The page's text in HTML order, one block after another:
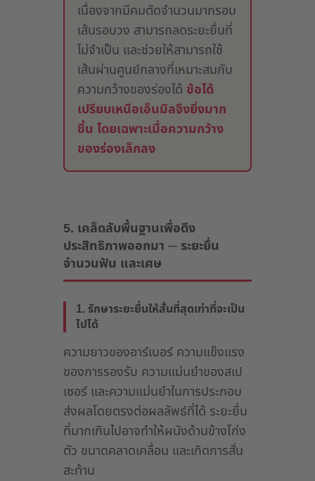
เนื่องจากมีคมตัดจำนวนมากรอบ
เส้นรอบวง สามารถลดระยะยื่นที่
ไม่จำเป็น และช่วยให้สามารถใช้
เส้นผ่านศูนย์กลางที่เหมาะสมกับ
ความกว้างของร่องได้ ข้อได้
เปรียบเหนือเอ็นมิลจึงยิ่งมาก
ขึ้น โดยเฉพาะเมื่อความกว้าง
ของร่องเล็กลง
5. เคล็ดลับพื้นฐานเพื่อดึง
ประสิทธิภาพออกมา ─ ระยะยื่น
จำนวนฟัน และเศษ
1. รักษาระยะยื่นให้สั้นที่สุดเท่าที่จะเป็น
ไปได้
ความยาวของอาร์เบอร์ ความแข็งแรง
ของการรองรับ ความแม่นยำของสเป
เซอร์ และความแม่นยำในการประกอบ
ส่งผลโดยตรงต่อผลลัพธ์ที่ได้ ระยะยื่น
ที่มากเกินไปอาจทำให้ผนังด้านข้างโก่ง
ตัว ขนาดคลาดเคลื่อน และเกิดการสั่น
สะท้าน